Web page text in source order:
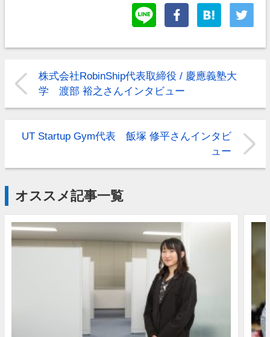
株式会社RobinShip代表取締役 / 慶應義塾大
学 渡部 裕之さんインタビュー
UT Startup Gym代表 飯塚 修平さんインタビ
ュー
オススメ記事一覧